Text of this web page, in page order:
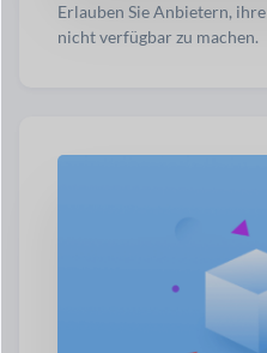
Erlauben Sie Anbietern,
nicht verfügbar zu machen.